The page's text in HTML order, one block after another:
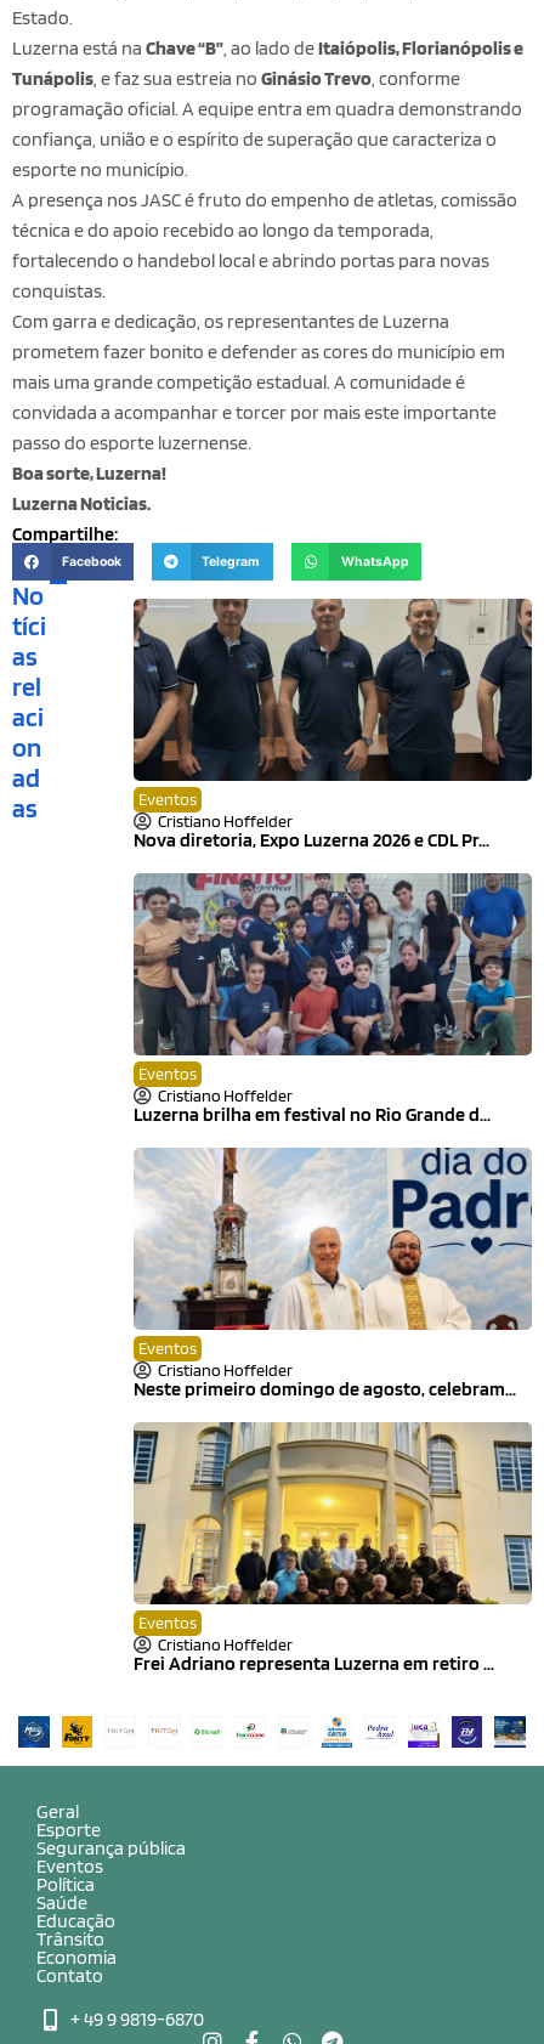
Estado.
Luzerna está na Chave “B”, ao lado deItaiópolis, Florianópolis e
Tunápolis, e faz sua estreia no Ginásio Trevo, conforme
programação oficial. A equipe entra em quadra demonstrando
confiança, união e o espírito de superação que caracteriza o
esporte no município.
A presença nos JASC é fruto do empenho de atletas, comissão
técnica e do apoio recebido ao longo da temporada,
fortalecendo o handebol local e abrindo portas para novas
conquistas.
Com garra e dedicação, os representantes de Luzerna
prometem fazer bonito e defender as cores do município em
mais uma grande competição estadual. A comunidade é
convidada a acompanhar e torcer por mais este importante
passo do esporte luzernense.
Boa sorte, Luzerna!
Luzerna Noticias.
Compartilhe:
Facebook Telegram WhatsApp
No
tíci
as
rel
aci
on
ad
as
Eventos
Cristiano Hoffelder
Nova diretoria, Expo Luzerna 2026 e CDL Pr...
Eventos
Cristiano Hoffelder
Luzerna brilha em festival no Rio Grande d...
Eventos
Cristiano Hoffelder
Neste primeiro domingo de agosto, celebram...
Eventos
Cristiano Hoffelder
Frei Adriano representa Luzerna em retiro ...
Geral
Esporte
Segurança pública
Eventos
Política
Saúde
Educação
Trânsito
Economia
Contato
+ 49 9 9819-6870